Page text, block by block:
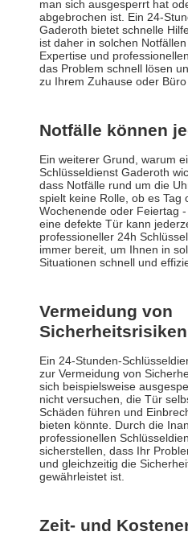
man sich ausgesperrt hat
abgebrochen ist. Ein 24-
Gaderoth bietet schnelle
ist daher in solchen
Expertise und
das Problem schnell lösen
zu Ihrem Zuhause oder
Notfälle können
Ein weiterer Grund, warum
Schlüsseldienst Gaderoth
dass Notfälle rund um die
spielt keine Rolle, ob es Tag
Wochenende oder Feiertag
eine defekte Tür kann
professioneller 24h
immer bereit, um Ihnen in
Situationen schnell und
Vermeidung von
Sicherheitsrisiken
Ein 24-Stunden-
zur Vermeidung von
sich beispielsweise
nicht versuchen, die Tür
Schäden führen und
bieten könnte. Durch die
professionellen
sicherstellen, dass Ihr
und gleichzeitig die
gewährleistet ist.
Zeit- und